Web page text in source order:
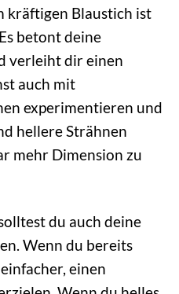
kräftigen Blaustich ist
betont deine
verleiht dir einen
auch mit
experimentieren und
hellere Strähnen
mehr Dimension zu
du auch deine
Wenn du bereits
einen